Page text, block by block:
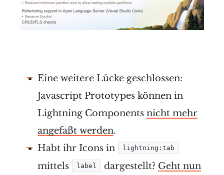
Eine weitere Lücke geschlossen:
Javascript Prototypes können in
Lightning Components nicht mehr
angefaßt werden.
Habt ihr Icons in
lightning:tab
mittels label dargestellt? Geht nun